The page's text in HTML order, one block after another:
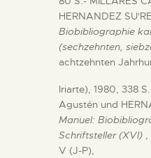
HERNANDEZ
Biobibliographie
(sechzehnten,
achtzehnten
Iriarte), 1980, 338
Agustén und
Manuel:
Schriftsteller (XVI) ,
V (J-P),